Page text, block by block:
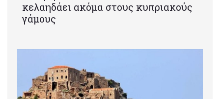
κελαηδάει ακόμα στους κυπριακούς
γάμους